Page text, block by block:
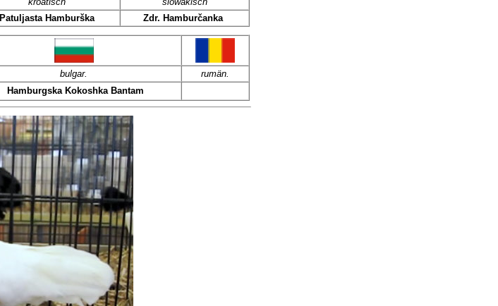
Patuljasta Hamburška Zdr. Hamburčanka
bulgar.
rumän.
Hamburgska Kokoshka Bantam